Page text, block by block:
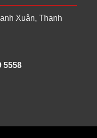
Xuân, Thanh
5558